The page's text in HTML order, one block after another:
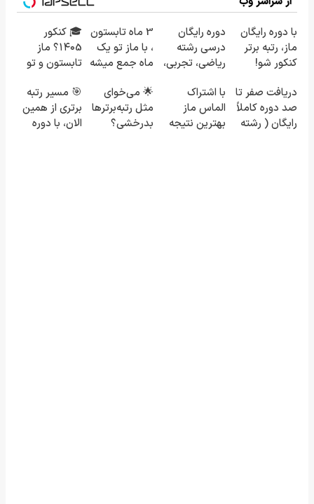
با دوره رایگان
ماز، رتبه برتر
کنکور شو!
دوره رایگان
درسی رشته
ریاضی، تجربی،
بگیرش)
3 ماه تابستون
، با ماز تو یک
ماه جمع میشه
🎓 کنکور
۱۴۰5؟ ماز
تابستون و تو
میکنه 🏆
دریافت صفر تا
صد دوره کاملاً
رایگان ( رشته
با اشتراک
الماس ماز
بهترین نتیجه
🌟 می‌خوای
مثل رتبه‌برترها
بدرخشی؟
🎯 مسیر رتبه
برتری از همین
الان، با دوره